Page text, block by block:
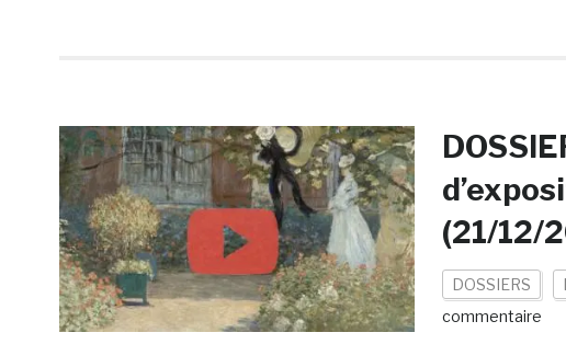
(21/12/
DOSSIERS
commentaire